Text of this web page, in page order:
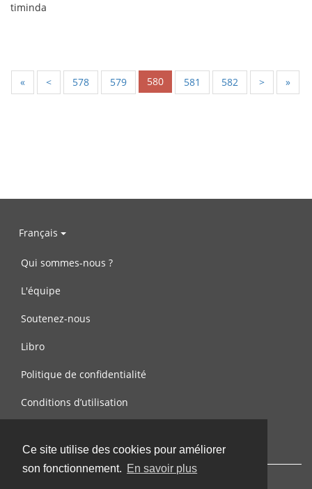
Ce site utilise des cookies pour améliorer
son fonctionnement. En savoir plus
timinda
« < 578 579 580 581 582 > »
Français
Qui sommes-nous ?
L'équipe
Soutenez-nous
Libro
Politique de confidentialité
Conditions d’utilisation